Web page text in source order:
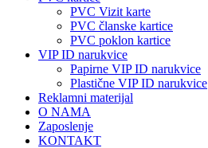
PVC Vizit karte
PVC članske kartice
PVC poklon kartice
VIP ID narukvice
Papirne VIP ID narukvice
Plastične VIP ID narukvice
Reklamni materijal
O NAMA
Zaposlenje
KONTAKT